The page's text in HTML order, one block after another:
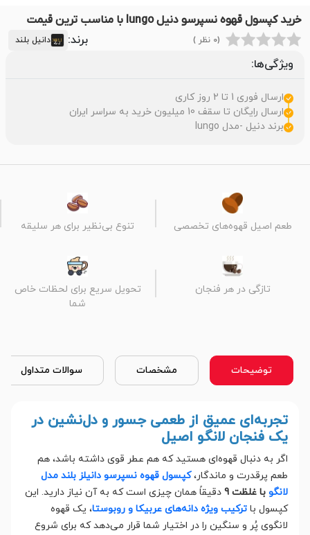
خرید کپسول قهوه نسپرسو دنیل lungo با مناسب ترین قیمت
(0 نظر ) برند: دانیل بلند
ویژگی‌ها:
ارسال فوری 1 تا 2 روز کاری
ارسال رایگان تا سقف 10 میلیون خرید به سراسر ایران
برند دنیل -مدل lungo
طعم اصیل قهوه‌های تخصصی تنوع بی‌نظیر برای هر سلیقه
تازگی در هر فنجان
تحویل سریع برای لحظات خاص
شما
توضیحات مشخصات سوالات متداول
تجربه‌ای عمیق از طعمی جسور و دل‌نشین در
یک فنجان لانگو اصیل
اگر به دنبال قهوه‌ای هستید که هم عطر قوی داشته باشد، هم
طعم پرقدرت و ماندگار،کپسول قهوه نسپرسو دانیلز بلند مدل
لانگو با غلظت 9
دقیقاً همان چیزی است که به آن نیاز دارید. این
کپسول با ترکیب ویژه دانه‌های عربیکا و روبوستا، یک قهوه
لانگوی پُر و سنگین را در اختیار شما قرار می‌دهد که برای شروع